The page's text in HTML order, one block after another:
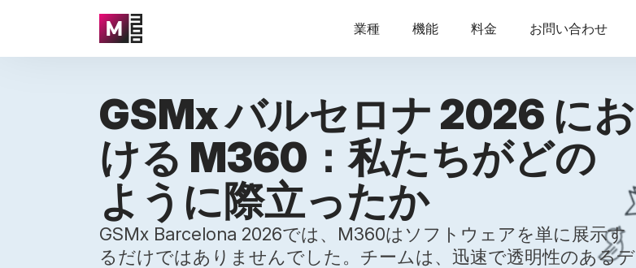
業種 機能 料金 お問い合わせ
GSMx バルセロナ 2026 にお
ける M360：私たちがどの
ように際立ったか
GSMx Barcelona 2026では、M360はソフトウェアを単に展示す
るだけではありませんでした。チームは、迅速で透明性のあるデ